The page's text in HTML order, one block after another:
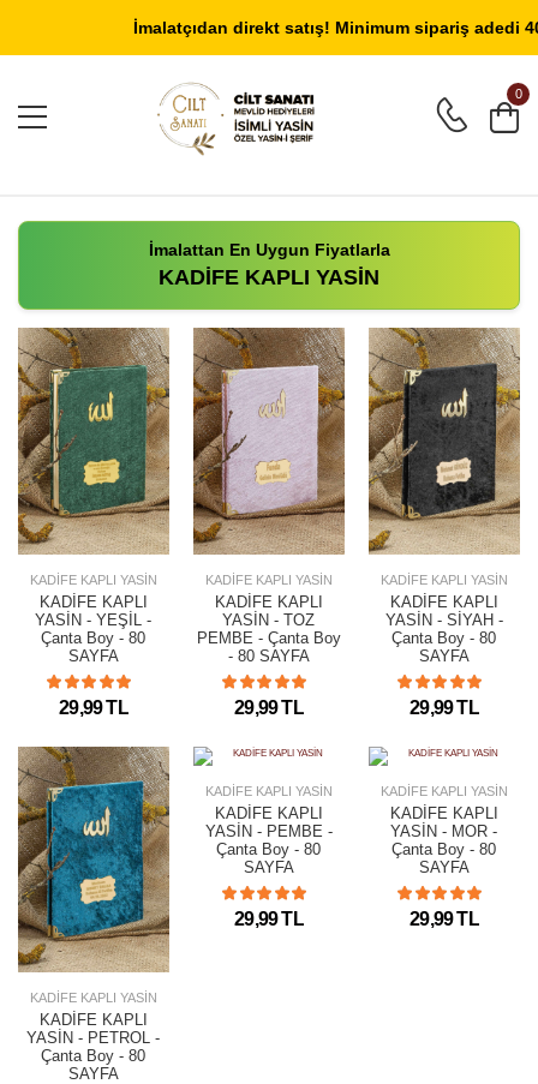
İmalatçıdan direkt satış! Minimum sipariş adedi 40
Giriş Yap Üye Ol
0
İmalattan En Uygun Fiyatlarla
KADİFE KAPLI YASİN
KADİFE KAPLI YASİN
KADİFE KAPLI
YASİN - YEŞİL -
Çanta Boy - 80
SAYFA
29,99 TL
KADİFE KAPLI YASİN
KADİFE KAPLI
YASİN - TOZ
PEMBE - Çanta Boy
- 80 SAYFA
29,99 TL
KADİFE KAPLI YASİN
KADİFE KAPLI
YASİN - SİYAH -
Çanta Boy - 80
SAYFA
29,99 TL
KADİFE KAPLI YASİN
KADİFE KAPLI
YASİN - PETROL -
Çanta Boy - 80
SAYFA
KADİFE KAPLI YASİN
KADİFE KAPLI
YASİN - PEMBE -
Çanta Boy - 80
SAYFA
29,99 TL
KADİFE KAPLI YASİN
KADİFE KAPLI
YASİN - MOR -
Çanta Boy - 80
SAYFA
29,99 TL